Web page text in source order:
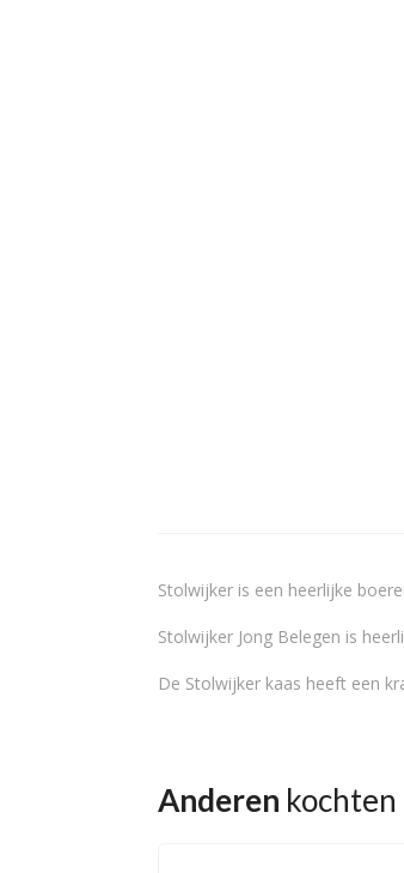
Stolwijker is een heerlijke
Stolwijker Jong Belegen is
De Stolwijker kaas heeft een
Anderen kochten